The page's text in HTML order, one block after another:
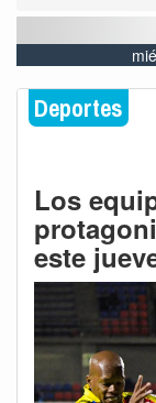
Deportes
Los
este